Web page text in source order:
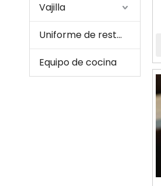
Vajilla
Uniforme de restaurante
Equipo de cocina